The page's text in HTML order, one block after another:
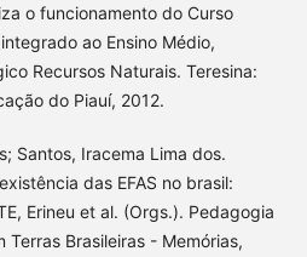
o funcionamento do Curso
ao Ensino Médio,
Recursos Naturais. Teresina:
do Piauí, 2012.
Santos, Iracema Lima dos.
das EFAS no brasil:
Erineu et al. (Orgs.). Pedagogia
Terras Brasileiras - Memórias,